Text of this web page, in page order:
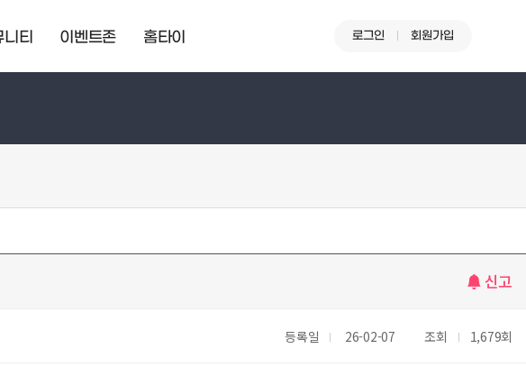
니티 이벤트존 홈타이 로그인 회원가입
신고
등록일 26-02-07 조회 1,679회